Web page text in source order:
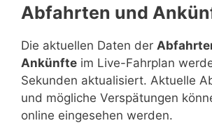
Abfahrten und
Die aktuellen Daten der
Ankünfte im Live-Fahrplan
Sekunden aktualisiert. Aktuelle
und mögliche Verspätungen
online eingesehen werden.